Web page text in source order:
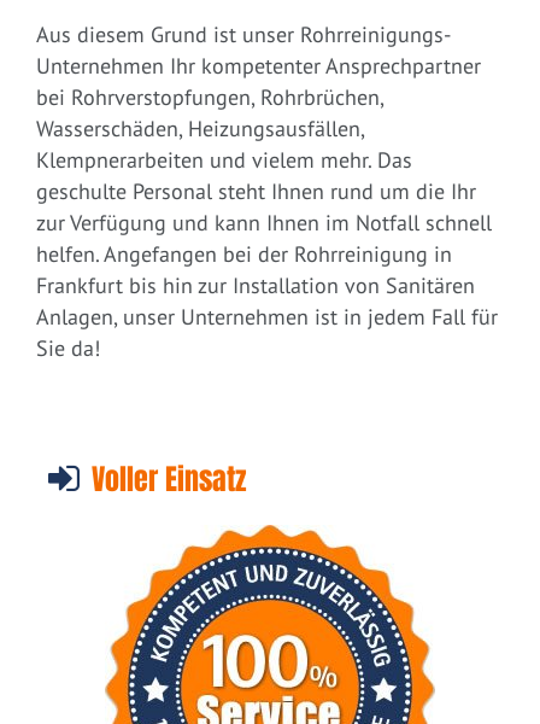
Aus diesem Grund ist unser Rohrreinigungs-
Unternehmen Ihr kompetenter Ansprechpartner
bei Rohrverstopfungen, Rohrbrüchen,
Wasserschäden, Heizungsausfällen,
Klempnerarbeiten und vielem mehr. Das
geschulte Personal steht Ihnen rund um die Ihr
zur Verfügung und kann Ihnen im Notfall schnell
helfen. Angefangen bei der Rohrreinigung in
Frankfurt bis hin zur Installation von Sanitären
Anlagen, unser Unternehmen ist in jedem Fall für
Sie da!
Voller Einsatz